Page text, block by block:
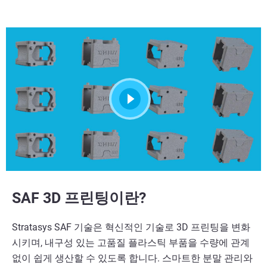
SAF 3D 프린팅이란?
Stratasys SAF 기술은 혁신적인 기술로 3D 프린팅을 변화
시키며, 내구성 있는 고품질 플라스틱 부품을 수량에 관계
없이 쉽게 생산할 수 있도록 합니다. 스마트한 분말 관리와